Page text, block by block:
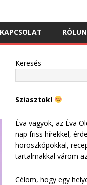
KAPCSOLAT
Keresés
Sziasztok!
Éva vagyok, az Éva
nap friss hírekkel,
horoszkópokkal,
tartalmakkal várom
Célom, hogy egy